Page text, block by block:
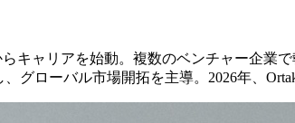
キャリアを始動。複数のベンチャー企業
グローバル市場開拓を主導。2026年、